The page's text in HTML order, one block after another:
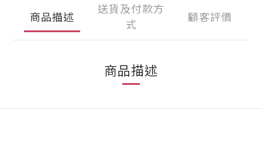
商品描述
送貨及付款方
式
顧客評價
商品描述